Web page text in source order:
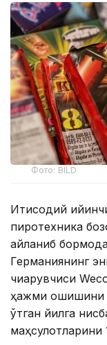
Фото: BILD
Иқтисодий
пиротехника
айланиб
Германиянинг
чиқарувчиси
ҳажми ошишини
ўтган йилга
маҳсулотларини